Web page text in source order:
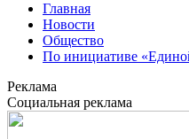
Главная
Новости
Общество
По инициативе
Реклама
Социальная реклама